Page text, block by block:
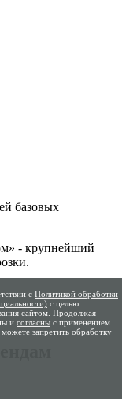
базовых
- крупнейший
с Политикой обработки
с целью
сайтом. Продолжая
и согласны с применением
запретить обработку